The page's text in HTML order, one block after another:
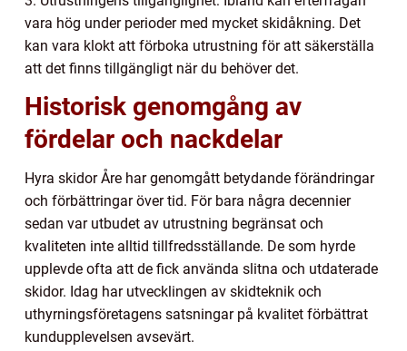
vara hög under perioder med mycket skidåkning. Det
kan vara klokt att förboka utrustning för att säkerställa
att det finns tillgängligt när du behöver det.
Historisk genomgång av
fördelar och nackdelar
Hyra skidor Åre har genomgått betydande förändringar
och förbättringar över tid. För bara några decennier
sedan var utbudet av utrustning begränsat och
kvaliteten inte alltid tillfredsställande. De som hyrde
upplevde ofta att de fick använda slitna och utdaterade
skidor. Idag har utvecklingen av skidteknik och
uthyrningsföretagens satsningar på kvalitet förbättrat
kundupplevelsen avsevärt.